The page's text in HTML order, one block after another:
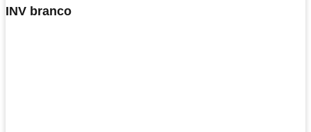
INV branco